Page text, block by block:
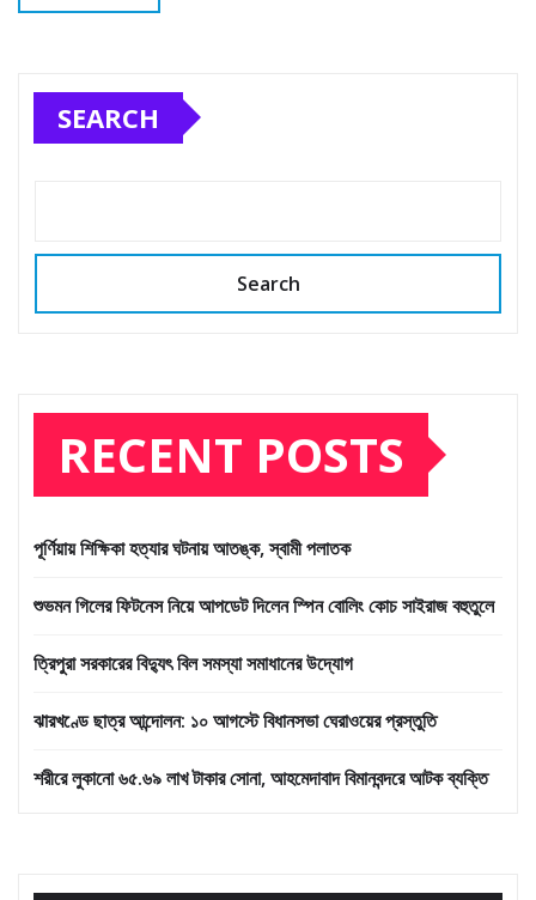
SEARCH
Search
RECENT POSTS
পূর্ণিয়ায় শিক্ষিকা হত্যার ঘটনায় আতঙ্ক, স্বামী পলাতক
শুভমন গিলের ফিটনেস নিয়ে আপডেট দিলেন স্পিন বোলিং কোচ সাইরাজ বহুতুলে
ত্রিপুরা সরকারের বিদ্যুৎ বিল সমস্যা সমাধানের উদ্যোগ
ঝারখণ্ডে ছাত্র আন্দোলন: ১০ আগস্টে বিধানসভা ঘেরাওয়ের প্রস্তুতি
শরীরে লুকানো ৬৫.৬৯ লাখ টাকার সোনা, আহমেদাবাদ বিমানবন্দরে আটক ব্যক্তি